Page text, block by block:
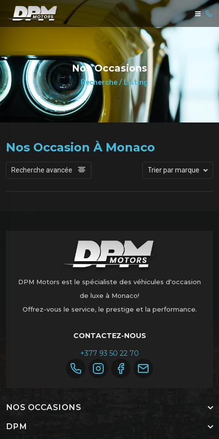
Nos Occasions
Recherche / Listing
Nos Occasion À Monaco
Trier par marque
Recherche avancée
DPM Motors est le spécialiste des véhicules d'occasion
de luxe à Monaco!
Offrez-vous le service, le prestige et la performance.
CONTACTEZ-NOUS
+377 93 50 22 70
NOS OCCASIONS
DPM